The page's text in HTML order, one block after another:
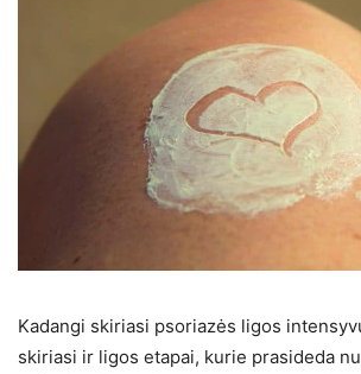
Kadangi skiriasi psoriazės ligos
skiriasi ir ligos etapai, kurie prasideda